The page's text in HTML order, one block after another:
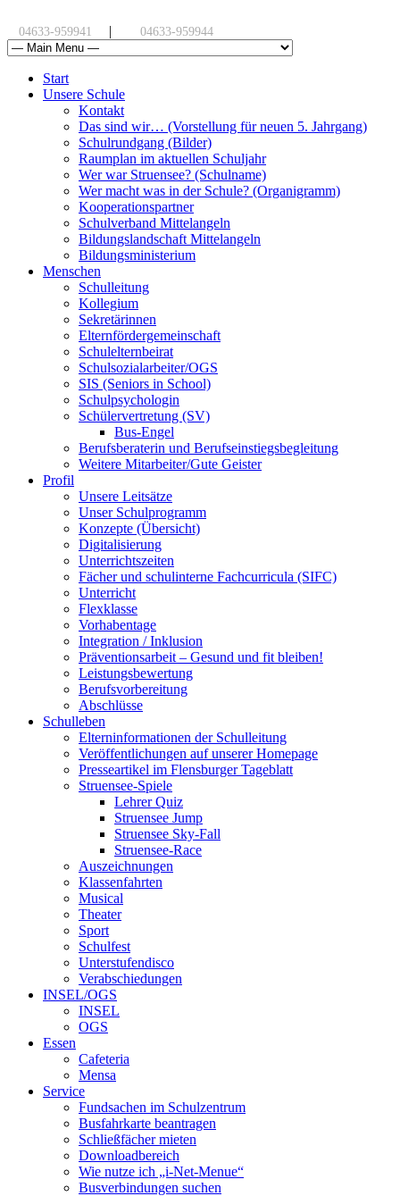
04633-959941 | 04633-959944
Start
Unsere Schule
Kontakt
Das sind wir… (Vorstellung für neuen 5. Jahrgang)
Schulrundgang (Bilder)
Raumplan im aktuellen Schuljahr
Wer war Struensee? (Schulname)
Wer macht was in der Schule? (Organigramm)
Kooperationspartner
Schulverband Mittelangeln
Bildungslandschaft Mittelangeln
Bildungsministerium
Menschen
Schulleitung
Kollegium
Sekretärinnen
Elternfördergemeinschaft
Schulelternbeirat
Schulsozialarbeiter/OGS
SIS (Seniors in School)
Schulpsychologin
Schülervertretung (SV)
Bus-Engel
Berufsberaterin und Berufseinstiegsbegleitung
Weitere Mitarbeiter/Gute Geister
Profil
Unsere Leitsätze
Unser Schulprogramm
Konzepte (Übersicht)
Digitalisierung
Unterrichtszeiten
Fächer und schulinterne Fachcurricula (SIFC)
Unterricht
Flexklasse
Vorhabentage
Integration / Inklusion
Präventionsarbeit – Gesund und fit bleiben!
Leistungsbewertung
Berufsvorbereitung
Abschlüsse
Schulleben
Elterninformationen der Schulleitung
Veröffentlichungen auf unserer Homepage
Presseartikel im Flensburger Tageblatt
Struensee-Spiele
Lehrer Quiz
Struensee Jump
Struensee Sky-Fall
Struensee-Race
Auszeichnungen
Klassenfahrten
Musical
Theater
Sport
Schulfest
Unterstufendisco
Verabschiedungen
INSEL/OGS
INSEL
OGS
Essen
Cafeteria
Mensa
Service
Fundsachen im Schulzentrum
Busfahrkarte beantragen
Schließfächer mieten
Downloadbereich
Wie nutze ich „i-Net-Menue“
Busverbindungen suchen